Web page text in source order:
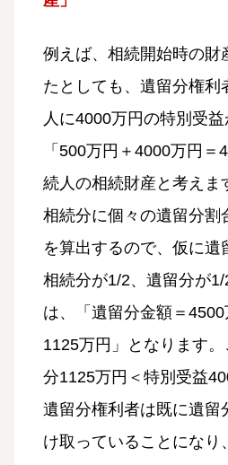
例えば、相続開始時の財
たとしても、遺留分権利
人に4000万円の特別受
「500万円＋4000万円
続人の相続財産と考えま
相続分に個々の遺留分割
を算出するので、仮に遺
相続分が1/2、遺留分が
は、「遺留分金額＝
1125万円」となります
分1125万円＜特別受益
遺留分権利者は既に遺留
け取っていることになり